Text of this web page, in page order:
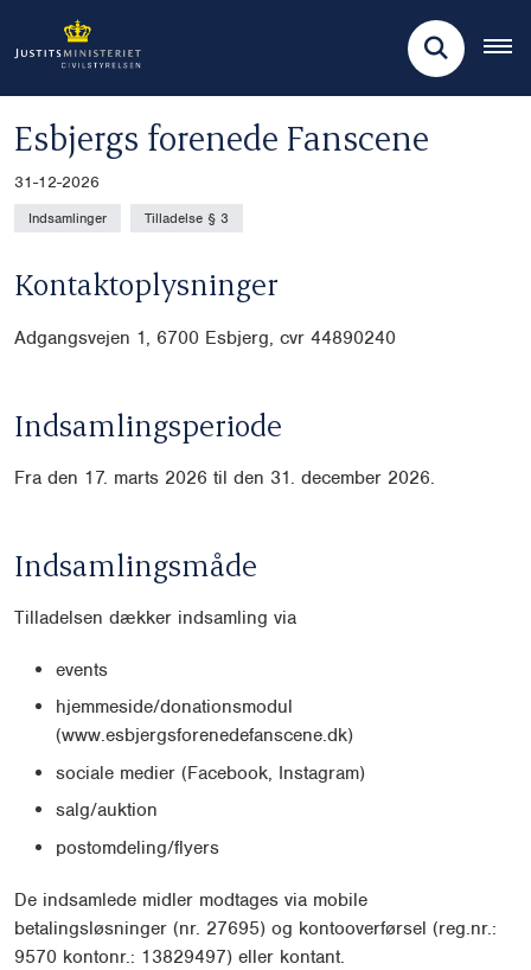
Esbjergs forenede Fanscene
31-12-2026
Indsamlinger Tilladelse § 3
Kontaktoplysninger
Adgangsvejen 1, 6700 Esbjerg, cvr 44890240
Indsamlingsperiode
Fra den 17. marts 2026 til den 31. december 2026.
Indsamlingsmåde
Tilladelsen dækker indsamling via
events
hjemmeside/donationsmodul
(www.esbjergsforenedefanscene.dk)
sociale medier (Facebook, Instagram)
salg/auktion
postomdeling/flyers
De indsamlede midler modtages via mobile
betalingsløsninger (nr. 27695) og kontooverførsel (reg.nr.:
9570 kontonr.: 13829497) eller kontant.